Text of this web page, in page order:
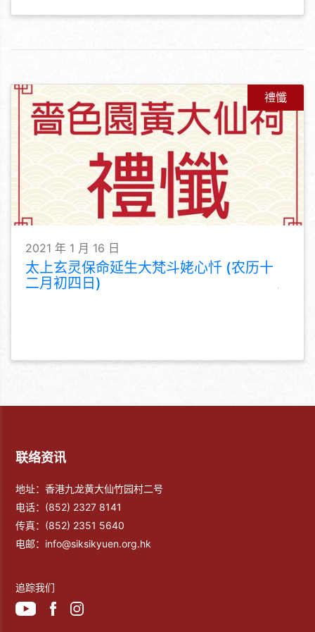
禮懺
2021 年 1 月 16 日
太上玄灵保命延生大梵斗姥心忏 (农历十
二月初四日)
联络资讯
地址：香港九龙黄大仙竹园村二号
电话： (852) 2327 8141
传真： (852) 2351 5640
电邮： info@siksikyuen.org.hk
追踪我们